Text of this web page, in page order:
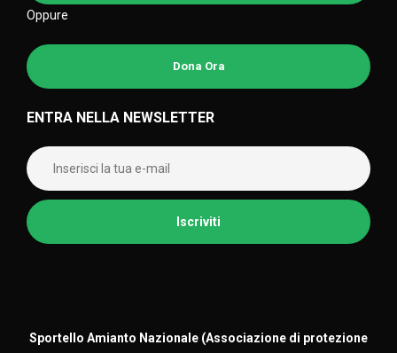
Oppure
Dona Ora
ENTRA NELLA NEWSLETTER
Sportello Amianto Nazionale (Associazione di protezione